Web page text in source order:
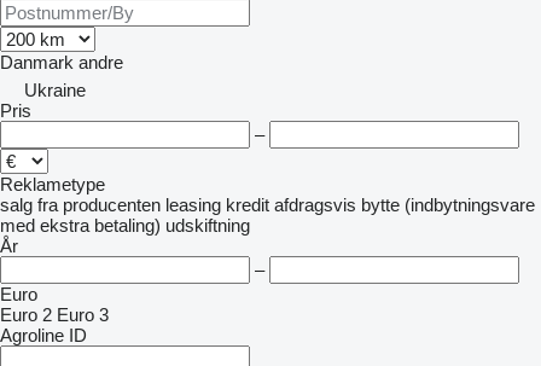
Danmark andre
Ukraine
Pris
–
Reklametype
salg fra producenten leasing kredit afdragsvis bytte (indbytningsvare
med ekstra betaling) udskiftning
År
–
Euro
Euro 2 Euro 3
Agroline ID